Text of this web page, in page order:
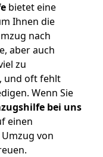
bietet eine
Ihnen die
nach
aber auch
zu
und oft fehlt
Wenn Sie
bei uns
einen
von